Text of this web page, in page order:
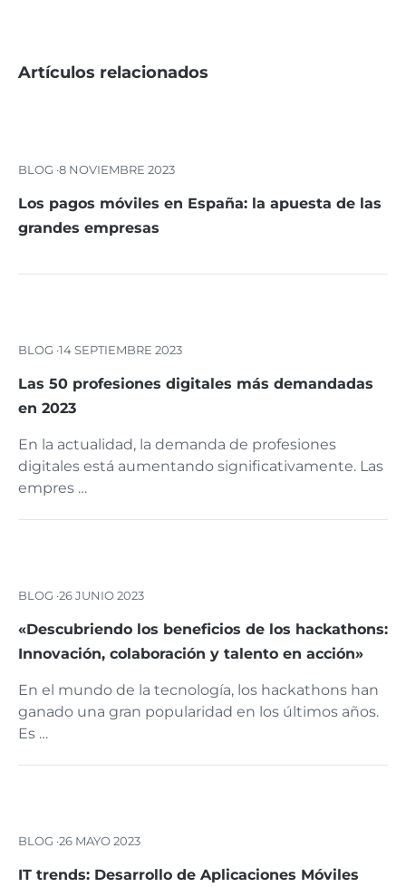
Artículos relacionados
BLOG ·8 NOVIEMBRE 2023
Los pagos móviles en España: la apuesta de las
grandes empresas
BLOG ·14 SEPTIEMBRE 2023
Las 50 profesiones digitales más demandadas
en 2023
En la actualidad, la demanda de profesiones
digitales está aumentando significativamente. Las
empres …
BLOG ·26 JUNIO 2023
«Descubriendo los beneficios de los hackathons:
Innovación, colaboración y talento en acción»
En el mundo de la tecnología, los hackathons han
ganado una gran popularidad en los últimos años.
Es …
BLOG ·26 MAYO 2023
IT trends: Desarrollo de Aplicaciones Móviles